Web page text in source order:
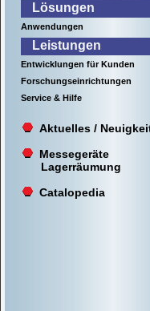
Lösungen
Anwendungen
Leistungen
Entwicklungen für Kunden
Forschungseinrichtungen
Service & Hilfe
Aktuelles /
Messegeräte
Lagerräumung
Catalopedia